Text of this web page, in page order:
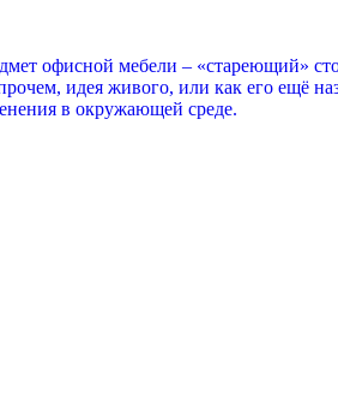
офисной мебели – «стареющий»
идея живого, или как его ещё
в окружающей среде.